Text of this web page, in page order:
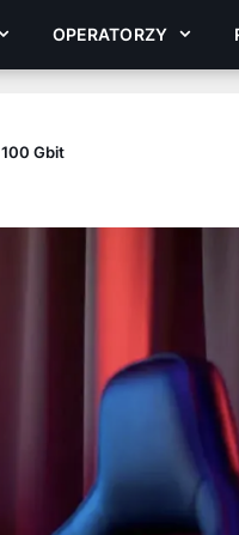
OPERATORZY
Gbit